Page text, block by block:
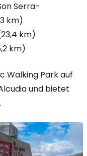
Serra-
km)
km)
km)
Walking Park auf
und bietet